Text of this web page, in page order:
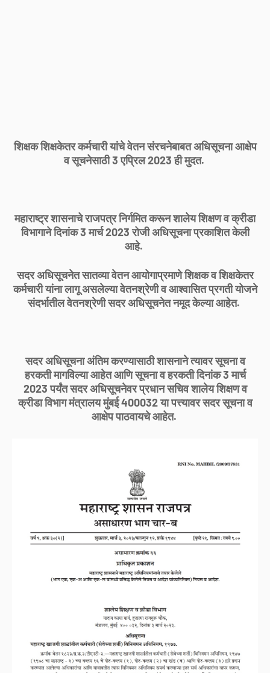
शिक्षक शिक्षकेतर कर्मचारी यांचे वेतन संरचनेबाबत अधिसूचना आक्षेप
व सूचनेसाठी 3 एप्रिल 2023 ही मुदत.
महाराष्ट्र शासनाचे राजपत्र निर्गमित करून शालेय शिक्षण व क्रीडा
विभागाने दिनांक 3 मार्च 2023 रोजी अधिसूचना प्रकाशित केली
आहे.
सदर अधिसूचनेत सातव्या वेतन आयोगाप्रमाणे शिक्षक व शिक्षकेतर
कर्मचारी यांना लागू असलेल्या वेतनश्रेणी व आश्वासित प्रगती योजने
संदर्भातील वेतनश्रेणी सदर अधिसूचनेत नमूद केल्या आहेत.
सदर अधिसूचना अंतिम करण्यासाठी शासनाने त्यावर सूचना व
हरकती मागविल्या आहेत आणि सूचना व हरकती दिनांक 3 मार्च
2023 पर्यंत सदर अधिसूचनेवर प्रधान सचिव शालेय शिक्षण व
क्रीडा विभाग मंत्रालय मुंबई 400032 या पत्त्यावर सदर सूचना व
आक्षेप पाठवायचे आहेत.